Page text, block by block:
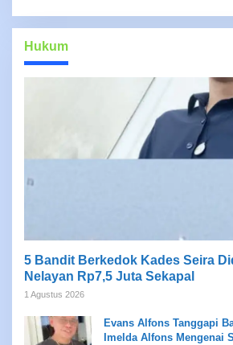
Hukum
5 Bandit Berkedok Kades Seira
Nelayan Rp7,5 Juta Sekapal
1 Agustus 2026
Evans Alfons Tanggapi
Imelda Alfons Mengenai